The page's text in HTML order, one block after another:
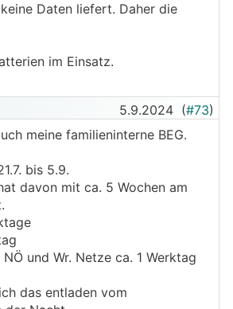
Daten liefert. Daher die
im Einsatz.
5.9.2024 (#73)
meine familieninterne BEG.
bis 5.9.
davon mit ca. 5 Wochen am
und Wr. Netze ca. 1 Werktag
das entladen vom